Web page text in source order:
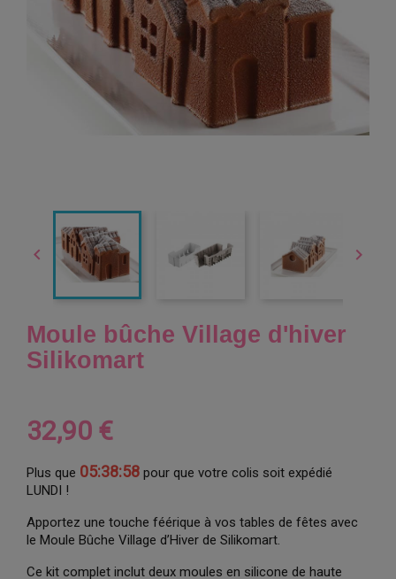
 
Moule bûche Village d'hiver
Silikomart
32,90 €
Plus que 05:38:57 pour que votre colis soit expédié
LUNDI !
Apportez une touche féérique à vos tables de fêtes avec
le Moule Bûche Village d’Hiver de Silikomart.
Ce kit complet inclut deux moules en silicone de haute